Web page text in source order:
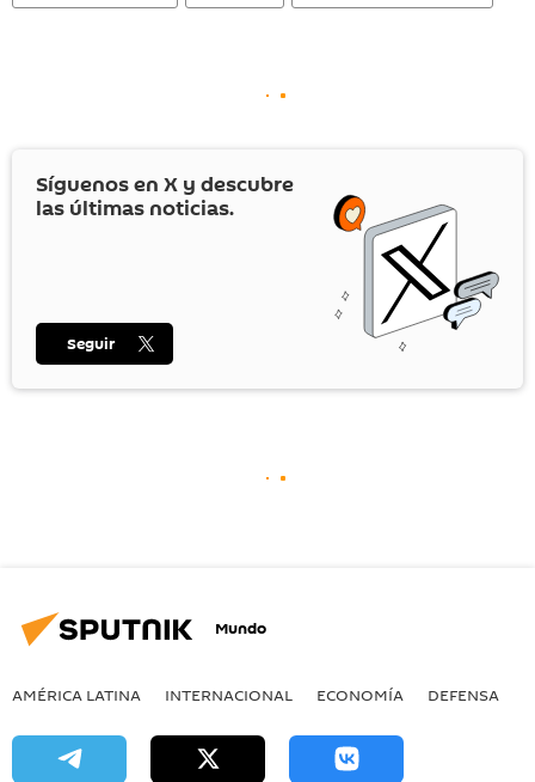
Síguenos en X y descubre
las últimas noticias.
Seguir
Mundo
AMÉRICA LATINA INTERNACIONAL ECONOMÍA DEFENSA